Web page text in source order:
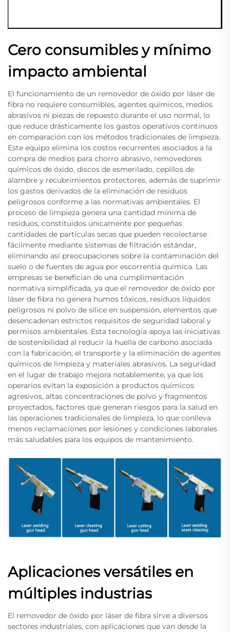
Cero consumibles y mínimo
impacto ambiental
El funcionamiento de un removedor de óxido por láser de
fibra no requiere consumibles, agentes químicos, medios
abrasivos ni piezas de repuesto durante el uso normal, lo
que reduce drásticamente los gastos operativos continuos
en comparación con los métodos tradicionales de limpieza.
Este equipo elimina los costos recurrentes asociados a la
compra de medios para chorro abrasivo, removedores
químicos de óxido, discos de esmerilado, cepillos de
alambre y recubrimientos protectores, además de suprimir
los gastos derivados de la eliminación de residuos
peligrosos conforme a las normativas ambientales. El
proceso de limpieza genera una cantidad mínima de
residuos, constituidos únicamente por pequeñas
cantidades de partículas secas que pueden recolectarse
fácilmente mediante sistemas de filtración estándar,
eliminando así preocupaciones sobre la contaminación del
suelo o de fuentes de agua por escorrentía química. Las
empresas se benefician de una cumplimentación
normativa simplificada, ya que el removedor de óxido por
láser de fibra no genera humos tóxicos, residuos líquidos
peligrosos ni polvo de sílice en suspensión, elementos que
desencadenan estrictos requisitos de seguridad laboral y
permisos ambientales. Esta tecnología apoya las iniciativas
de sostenibilidad al reducir la huella de carbono asociada
con la fabricación, el transporte y la eliminación de agentes
químicos de limpieza y materiales abrasivos. La seguridad
en el lugar de trabajo mejora notablemente, ya que los
operarios evitan la exposición a productos químicos
agresivos, altas concentraciones de polvo y fragmentos
proyectados, factores que generan riesgos para la salud en
las operaciones tradicionales de limpieza, lo que conlleva
menos reclamaciones por lesiones y condiciones laborales
más saludables para los equipos de mantenimiento.
Aplicaciones versátiles en
múltiples industrias
El removedor de óxido por láser de fibra sirve a diversos
sectores industriales, con aplicaciones que van desde la